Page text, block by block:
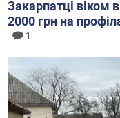
Закарпатці віком
2000 грн на
1